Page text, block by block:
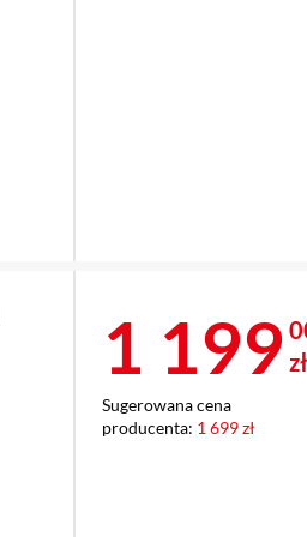
Cena
1 199 zł
Sugerowana cena
producenta: 1 699 zł